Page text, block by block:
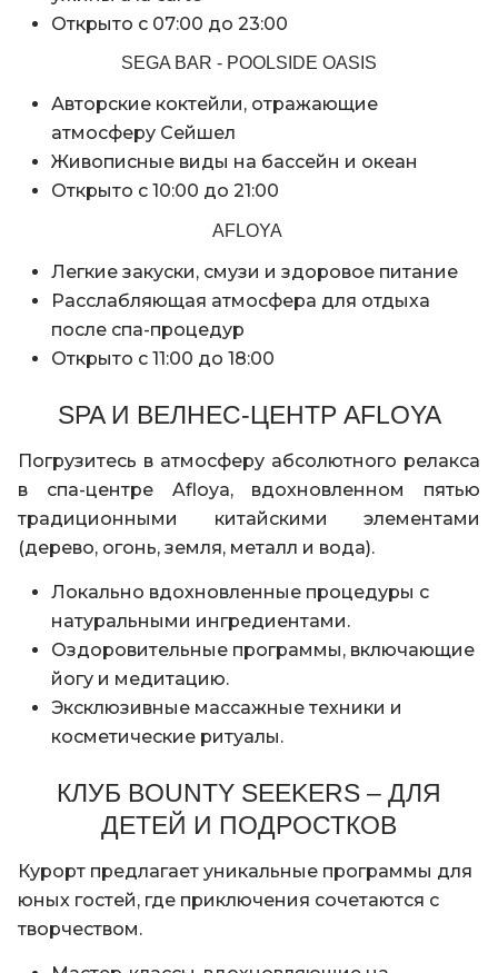
Открыто с 07:00 до 23:00
SEGA BAR - POOLSIDE OASIS
Авторские коктейли, отражающие
атмосферу Сейшел
Живописные виды на бассейн и океан
Открыто с 10:00 до 21:00
AFLOYA
Легкие закуски, смузи и здоровое питание
Расслабляющая атмосфера для отдыха
после спа-процедур
Открыто с 11:00 до 18:00
SPA И ВЕЛНЕС-ЦЕНТР AFLOYA
Погрузитесь в атмосферу абсолютного релакса
в спа-центре Afloya, вдохновленном пятью
традиционными китайскими элементами
(дерево, огонь, земля, металл и вода).
Локально вдохновленные процедуры с
натуральными ингредиентами.
Оздоровительные программы, включающие
йогу и медитацию.
Эксклюзивные массажные техники и
косметические ритуалы.
КЛУБ BOUNTY SEEKERS – ДЛЯ
ДЕТЕЙ И ПОДРОСТКОВ
Курорт предлагает уникальные программы для
юных гостей, где приключения сочетаются с
творчеством.